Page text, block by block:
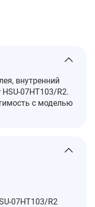
внутренний
07HT103/R2.
с моделью
07HT103/R2